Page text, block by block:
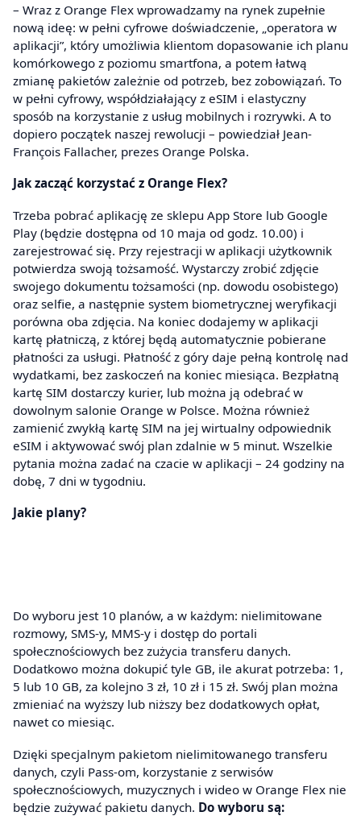
– Wraz z Orange Flex wprowadzamy na rynek zupełnie
nową ideę: w pełni cyfrowe doświadczenie, „operatora w
aplikacji”, który umożliwia klientom dopasowanie ich planu
komórkowego z poziomu smartfona, a potem łatwą
zmianę pakietów zależnie od potrzeb, bez zobowiązań. To
w pełni cyfrowy, współdziałający z eSIM i elastyczny
sposób na korzystanie z usług mobilnych i rozrywki. A to
dopiero początek naszej rewolucji – powiedział Jean-
François Fallacher, prezes Orange Polska.
Jak zacząć korzystać z Orange Flex?
Trzeba pobrać aplikację ze sklepu App Store lub Google
Play (będzie dostępna od 10 maja od godz. 10.00) i
zarejestrować się. Przy rejestracji w aplikacji użytkownik
potwierdza swoją tożsamość. Wystarczy zrobić zdjęcie
swojego dokumentu tożsamości (np. dowodu osobistego)
oraz selfie, a następnie system biometrycznej weryfikacji
porówna oba zdjęcia. Na koniec dodajemy w aplikacji
kartę płatniczą, z której będą automatycznie pobierane
płatności za usługi. Płatność z góry daje pełną kontrolę nad
wydatkami, bez zaskoczeń na koniec miesiąca. Bezpłatną
kartę SIM dostarczy kurier, lub można ją odebrać w
dowolnym salonie Orange w Polsce. Można również
zamienić zwykłą kartę SIM na jej wirtualny odpowiednik
eSIM i aktywować swój plan zdalnie w 5 minut. Wszelkie
pytania można zadać na czacie w aplikacji – 24 godziny na
dobę, 7 dni w tygodniu.
Jakie plany?
Do wyboru jest 10 planów, a w każdym: nielimitowane
rozmowy, SMS-y, MMS-y i dostęp do portali
społecznościowych bez zużycia transferu danych.
Dodatkowo można dokupić tyle GB, ile akurat potrzeba: 1,
5 lub 10 GB, za kolejno 3 zł, 10 zł i 15 zł. Swój plan można
zmieniać na wyższy lub niższy bez dodatkowych opłat,
nawet co miesiąc.
Dzięki specjalnym pakietom nielimitowanego transferu
danych, czyli Pass-om, korzystanie z serwisów
społecznościowych, muzycznych i wideo w Orange Flex nie
będzie zużywać pakietu danych. Do wyboru są: